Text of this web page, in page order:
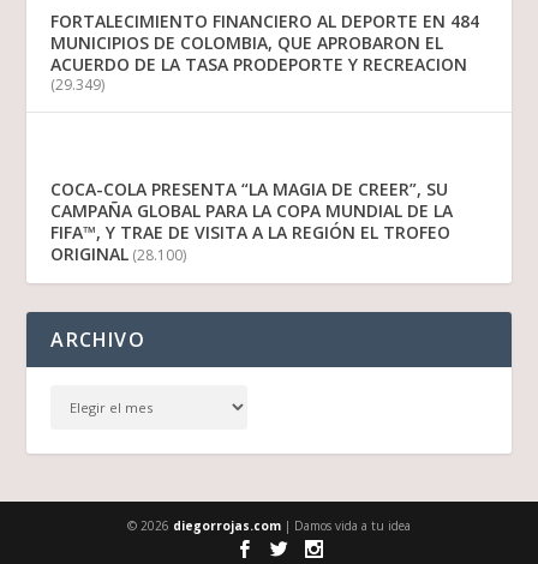
FORTALECIMIENTO FINANCIERO AL DEPORTE EN 484
MUNICIPIOS DE COLOMBIA, QUE APROBARON EL
ACUERDO DE LA TASA PRODEPORTE Y RECREACION
(29.349)
COCA-COLA PRESENTA “LA MAGIA DE CREER”, SU
CAMPAÑA GLOBAL PARA LA COPA MUNDIAL DE LA
FIFA™, Y TRAE DE VISITA A LA REGIÓN EL TROFEO
ORIGINAL (28.100)
ARCHIVO
© 2026 diegorrojas.com | Damos vida a tu idea